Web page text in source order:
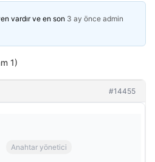
vardır ve en son 3 ay önce admin
1)
#14455
Anahtar yönetici